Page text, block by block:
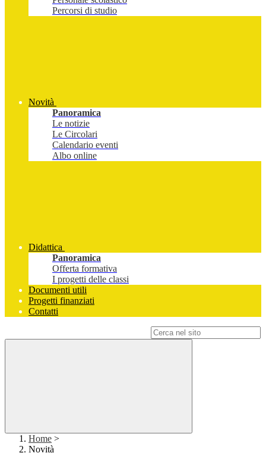
Percorsi di studio
Novità
Panoramica
Le notizie
Le Circolari
Calendario eventi
Albo online
Didattica
Panoramica
Offerta formativa
I progetti delle classi
Documenti utili
Progetti finanziati
Contatti
Home >
Novità